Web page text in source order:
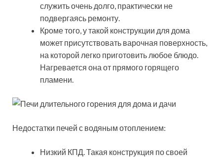
служить очень долго, практически не
подвергаясь ремонту.
Кроме того, у такой конструкции для дома
может присутствовать варочная поверхность,
на которой легко приготовить любое блюдо.
Нагревается она от прямого горящего
пламени.
Недостатки печей с водяным отоплением:
Низкий КПД. Такая конструкция по своей